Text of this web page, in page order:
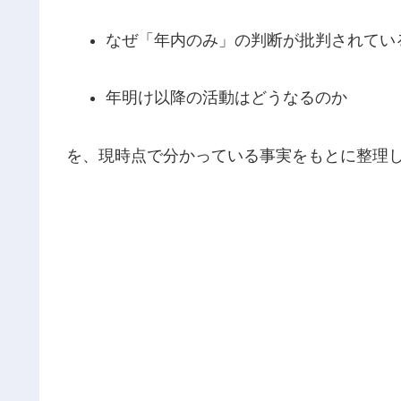
なぜ「年内のみ」の判断が批判されてい
年明け以降の活動はどうなるのか
を、現時点で分かっている事実をもとに整理し